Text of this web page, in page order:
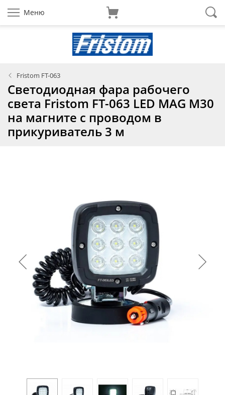
Меню
Fristom FT-063
Светодиодная фара рабочего
света Fristom FT-063 LED MAG M30
на магните с проводом в
прикуриватель 3 м